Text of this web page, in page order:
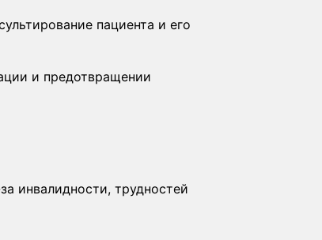
пациента и его
и предотвращении
инвалидности, трудностей